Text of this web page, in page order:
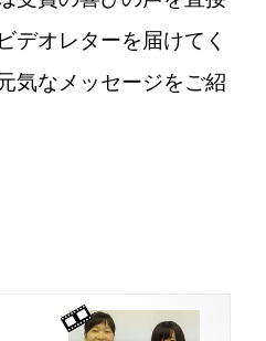
デオレターを届けてく
気なメッセージをご紹